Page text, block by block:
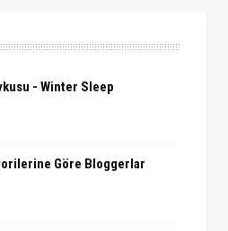
- Winter Sleep
Göre Bloggerlar